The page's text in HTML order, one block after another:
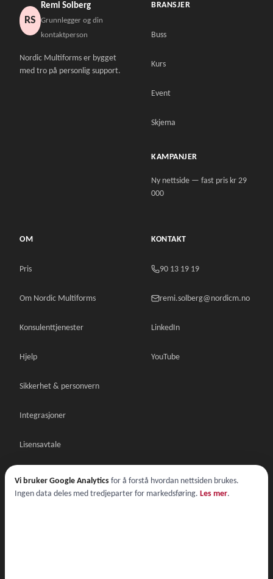
RS
Remi Solberg
Grunnlegger og din
kontaktperson
Nordic Multiforms er bygget
med tro på personlig support.
BRANSJER
Buss
Kurs
Event
Skjema
KAMPANJER
Ny nettside — fast pris kr 29
000
OM
Pris
Om Nordic Multiforms
Konsulenttjenester
Hjelp
Sikkerhet & personvern
Integrasjoner
Lisensavtale
KONTAKT
90 13 19 19
remi.solberg@nordicm.no
LinkedIn
YouTube
Vi bruker Google Analytics for å forstå hvordan nettsiden brukes.
Ingen data deles med tredjeparter for markedsføring. Les mer.